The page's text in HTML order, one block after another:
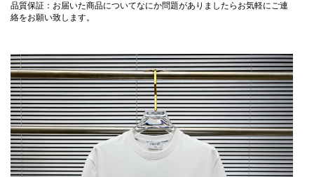
品質保証：お届いた商品についてなにか問題がありましたらお気軽にご連
絡をお願い致します。